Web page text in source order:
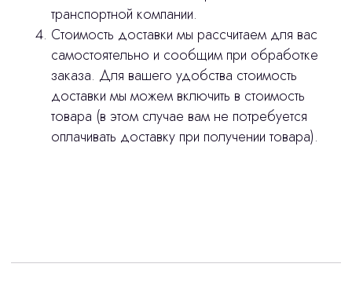
транспортной компании.
Стоимость доставки мы рассчитаем для вас
самостоятельно и сообщим при обработке
заказа. Для вашего удобства стоимость
доставки мы можем включить в стоимость
товара (в этом случае вам не потребуется
оплачивать доставку при получении товара).
Интересует лизинг?